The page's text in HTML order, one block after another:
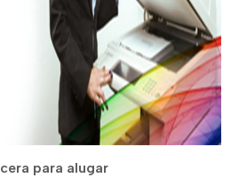
para alugar